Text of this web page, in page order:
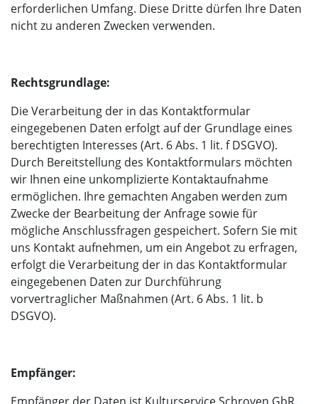
erforderlichen Umfang. Diese Dritte dürfen Ihre Daten
nicht zu anderen Zwecken verwenden.
Rechtsgrundlage:
Die Verarbeitung der in das Kontaktformular
eingegebenen Daten erfolgt auf der Grundlage eines
berechtigten Interesses (Art. 6 Abs. 1 lit. f DSGVO).
Durch Bereitstellung des Kontaktformulars möchten
wir Ihnen eine unkomplizierte Kontaktaufnahme
ermöglichen. Ihre gemachten Angaben werden zum
Zwecke der Bearbeitung der Anfrage sowie für
mögliche Anschlussfragen gespeichert. Sofern Sie mit
uns Kontakt aufnehmen, um ein Angebot zu erfragen,
erfolgt die Verarbeitung der in das Kontaktformular
eingegebenen Daten zur Durchführung
vorvertraglicher Maßnahmen (Art. 6 Abs. 1 lit. b
DSGVO).
Empfänger: